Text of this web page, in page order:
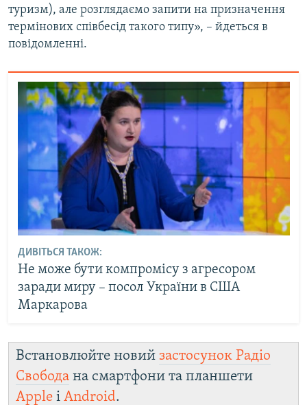
туризм), але розглядаємо запити на призначення
термінових співбесід такого типу», – йдеться в
повідомленні.
ДИВІТЬСЯ ТАКОЖ:
Не може бути компромісу з агресором
заради миру – посол України в США
Маркарова
Встановлюйте новий застосунок Радіо
Свобода на смартфони та планшети
Apple і Android.